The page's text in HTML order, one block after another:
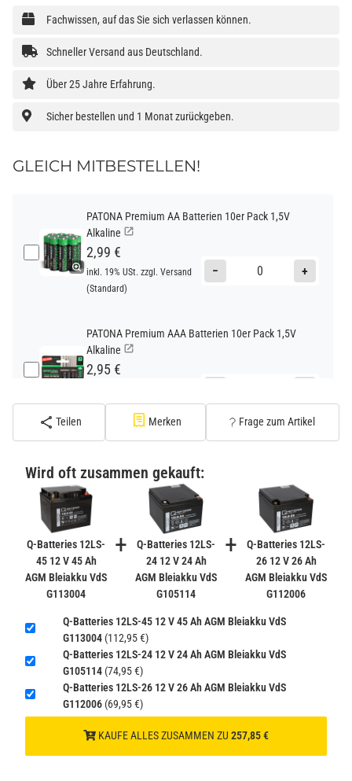
Fachwissen, auf das Sie sich verlassen können.
Schneller Versand aus Deutschland.
Über 25 Jahre Erfahrung.
Sicher bestellen und 1 Monat zurückgeben.
GLEICH MITBESTELLEN!
PATONA Premium AA Batterien 10er Pack 1,5V
Alkaline
2,99 €
inkl. 19% USt. zzgl. Versand
(Standard)
− +
PATONA Premium AAA Batterien 10er Pack 1,5V
Alkaline
2,95 €
(Standard)
Lithium
inkl. 19% USt. zzgl.Versand
(Gefahrgut UN3090 Versand
gem. SV188 ADR)
+
Verbatim Cool'n'Go AirJet Handventilator 4000mAh
22,95 €
inkl. 19% USt. zzgl.
(Gefahrgut UN3480 Versand
gem. SV188 ADR)
1
Teilen Merken Frage zum Artikel
Wird oft zusammen gekauft:
Q-Batteries 12LS-
45 12 V 45 Ah
AGM Bleiakku VdS
G113004
+
Q-Batteries 12LS-
24 12 V 24 Ah
AGM Bleiakku VdS
G105114
+
Q-Batteries 12LS-
26 12 V 26 Ah
AGM Bleiakku VdS
G112006
Q-Batteries 12LS-45 12 V 45 Ah AGM Bleiakku VdS
G113004 (112,95 €)
Q-Batteries 12LS-24 12 V 24 Ah AGM Bleiakku VdS
G105114 (74,95 €)
Q-Batteries 12LS-26 12 V 26 Ah AGM Bleiakku VdS
G112006 (69,95 €)
KAUFE ALLES ZUSAMMEN ZU 257,85 €